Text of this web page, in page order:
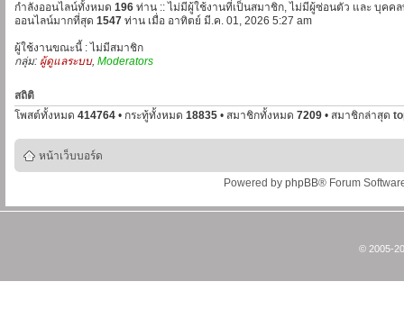
กำลังออนไลน์ทั้งหมด 196 ท่าน :: ไม่มีผู้ใช้งานที่เป็นสมาชิก, ไม่มีผู้ซ่อนตัว และ บุคค
ออนไลน์มากที่สุด 1547 ท่าน เมื่อ อาทิตย์ มี.ค. 01, 2026 5:27 am
ผู้ใช้งานขณะนี้ : ไม่มีสมาชิก
กลุ่ม: ผู้ดูแลระบบ, Moderators
สถิติ
โพสต์ทั้งหมด 414764 • กระทู้ทั้งหมด 18835 • สมาชิกทั้งหมด 7209 • สมาชิกล่าสุด
หน้าเว็บบอร์ด
Powered by phpBB® Forum
© 2005-